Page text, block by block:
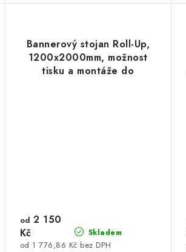
Bannerový stojan Roll-Up,
1200x2000mm, možnost
tisku a montáže do
Skladem
od 1 776,86 Kč bez DPH
od 2 150
Kč